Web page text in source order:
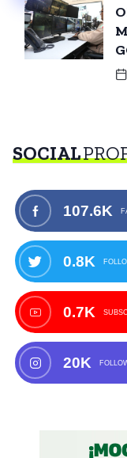
SOCIAL
107.6K
0.8K
0.7K
20K